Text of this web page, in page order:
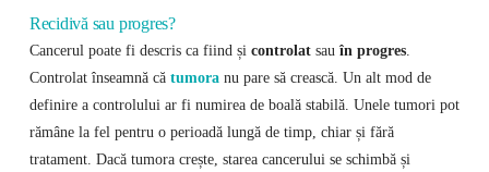
Recidivă sau progres?
Cancerul poate fi descris ca fiind și controlatsau în progres.
Controlat înseamnă că tumoranu pare să crească. Un alt mod de
definire a controlului ar fi numirea de boală stabilă. Unele tumori pot
rămâne la fel pentru o perioadă lungă de timp, chiar și fără
tratament. Dacă tumora crește, starea cancerului se schimbă și